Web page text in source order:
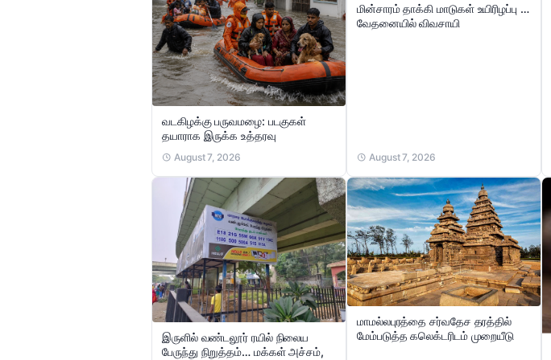
வடகிழக்கு பருவமழை: படகுகள்
தயாராக இருக்க உத்தரவு
August 7, 2026
மின்சாரம் தாக்கி மாடுகள் உயிரிழப்பு …
வேதனையில் விவசாயி
August 7, 2026
இருளில் வண்டலூர் ரயில் நிலைய
பேருந்து நிறுத்தம்… மக்கள் அச்சம்,
மாமல்லபுரத்தை சர்வதேச தரத்தில்
மேம்படுத்த கலெக்டரிடம் முறையீடு